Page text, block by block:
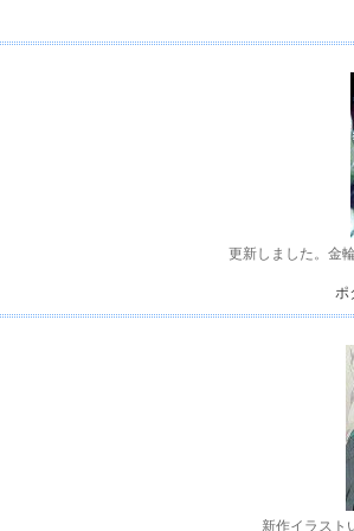
更新しました。金
ポ
新作イラスト